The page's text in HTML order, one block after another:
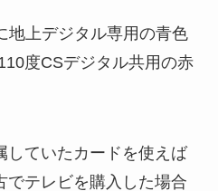
地上デジタル専用の青色
度CSデジタル共用の赤
していたカードを使えば
でテレビを購入した場合